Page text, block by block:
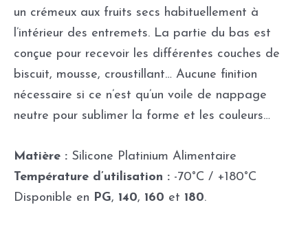
un crémeux aux fruits secs habituellement à
l’intérieur des entremets. La partie du bas est
conçue pour recevoir les différentes couches de
biscuit, mousse, croustillant… Aucune finition
nécessaire si ce n’est qu’un voile de nappage
neutre pour sublimer la forme et les couleurs…
Matière : Silicone Platinium Alimentaire
Température d’utilisation : -70°C / +180°C
Disponible en PG, 140, 160 et 180.